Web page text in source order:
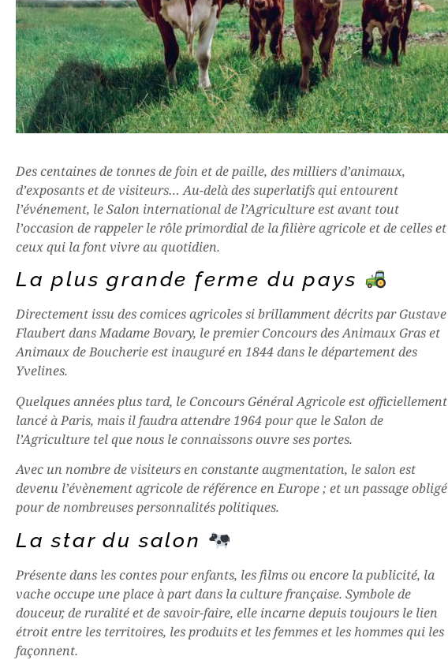
Des centaines de tonnes de foin et de paille, des milliers d’animaux,
d’exposants et de visiteurs… Au-delà des superlatifs qui entourent
l’événement, le Salon international de l’Agriculture est avant tout
l’occasion de rappeler le rôle primordial de la filière agricole et de celles et
ceux qui la font vivre au quotidien.
La plus grande ferme du pays
Directement issu des comices agricoles si brillamment décrits par Gustave
Flaubert dans Madame Bovary, le premier Concours des Animaux Gras et
Animaux de Boucherie est inauguré en 1844 dans le département des
Yvelines.
Quelques années plus tard, le Concours Général Agricole est officiellement
lancé à Paris, mais il faudra attendre 1964 pour que le Salon de
l’Agriculture tel que nous le connaissons ouvre ses portes.
Avec un nombre de visiteurs en constante augmentation, le salon est
devenu l’évènement agricole de référence en Europe ; et un passage obligé
pour de nombreuses personnalités politiques.
La star du salon
Présente dans les contes pour enfants, les films ou encore la publicité, la
vache occupe une place à part dans la culture française. Symbole de
douceur, de ruralité et de savoir-faire, elle incarne depuis toujours le lien
étroit entre les territoires, les produits et les femmes et les hommes qui les
façonnent.